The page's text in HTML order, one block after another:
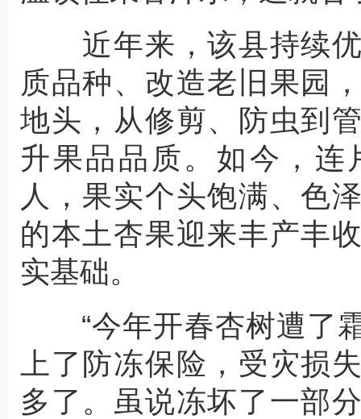
近年来，该县持续优
质品种、改造老旧果园
地头，从修剪、防虫到
升果品品质。如今，
人，果实个头饱满、色
的本土杏果迎来丰产丰
实基础。
“今年开春杏树遭了
上了防冻保险，受灾损
多了。虽说冻坏了一部